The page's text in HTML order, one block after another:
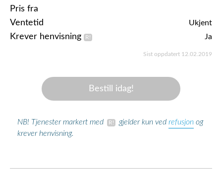
Pris fra
Ventetid
Ukjent
Krever henvisning Ja
Sist oppdatert 12.02.2019
Bestill idag!
NB! Tjenester markert med gjelder kun ved refusjon og
krever henvisning.